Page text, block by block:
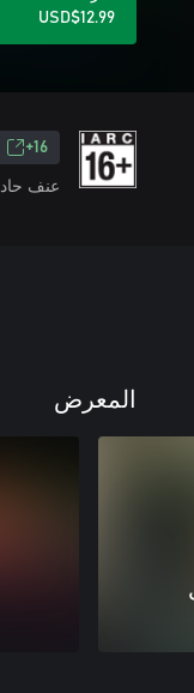
USD$12.99
16+
عنف حاد
المعرض